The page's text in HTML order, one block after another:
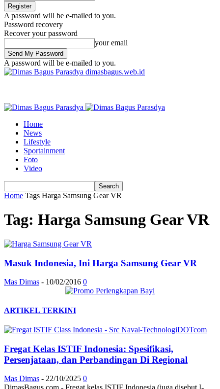
A password will be e-mailed to you.
Password recovery
Recover your password
your email
A password will be e-mailed to you.
dimasbagus.web.id
Home
News
Lifestyle
Sportainment
Foto
Video
Home Tags Harga Samsung Gear VR
Tag: Harga Samsung Gear VR
Masuk Indonesia, Ini Harga Samsung Gear VR
Mas Dimas - 10/02/2016 0
ARTIKEL TERKINI
Fregat Kelas ISTIF Indonesia: Spesifikasi,
Persenjataan, dan Perbandingan Di Regional
Mas Dimas - 22/10/2025 0